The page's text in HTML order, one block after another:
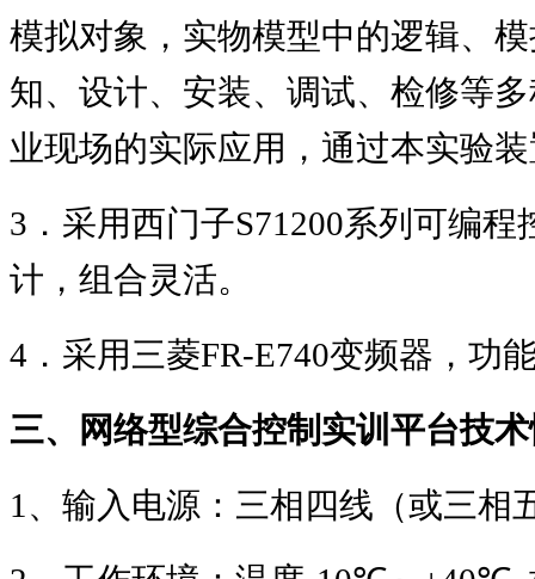
模拟对象，实物模型中的逻辑、
知、设计、安装、调试、检修等
业现场的实际应用，通过本实验
3 ．采用西门子S71200系列可编程
计，组合灵活。
4 ．采用三菱FR-E740变频器，功
三、网络型综合控制实训平台技
1 、输入电源：三相四线（或三相